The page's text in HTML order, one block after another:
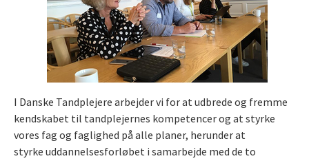
I Danske Tandplejere arbejder vi for at udbrede og fremme
kendskabet til tandplejernes kompetencer og at styrke
vores fag og faglighed på alle planer, herunder at
styrke uddannelsesforløbet i samarbejde med de to